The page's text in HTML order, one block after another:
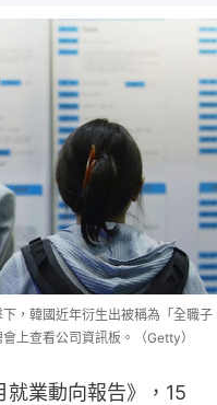
，韓國近年衍生出被稱為「全職子
上查看公司資訊板。（Getty）
業動向報告》，15